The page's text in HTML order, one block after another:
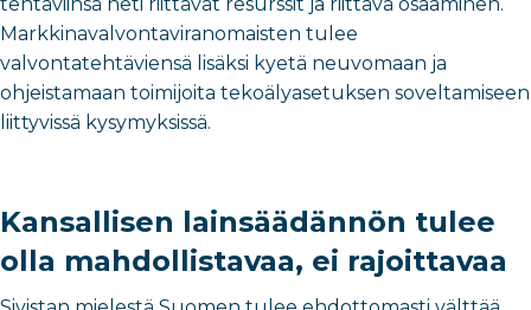
Markkinavalvontaviranomaisten tulee
valvontatehtäviensä lisäksi kyetä neuvomaan ja
ohjeistamaan toimijoita tekoälyasetuksen soveltamiseen
liittyvissä kysymyksissä.
Kansallisen lainsäädännön tulee
olla mahdollistavaa, ei rajoittavaa